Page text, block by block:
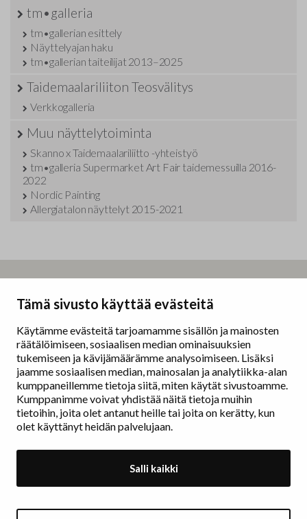
Tämä sivusto käyttää evästeitä
Käytämme evästeitä tarjoamamme sisällön ja mainosten
räätälöimiseen, sosiaalisen median ominaisuuksien
tukemiseen ja kävijämäärämme analysoimiseen. Lisäksi
jaamme sosiaalisen median, mainosalan ja analytiikka-alan
kumppaneillemme tietoja siitä, miten käytät sivustoamme.
Kumppanimme voivat yhdistää näitä tietoja muihin
tietoihin, joita olet antanut heille tai joita on kerätty, kun
olet käyttänyt heidän palvelujaan.
Salli kaikki
tm•galleria
tm•gallerian esittely
Näyttelyajan haku
tm•gallerian taiteilijat 2013–2025
Taidemaalariliiton Teosvälitys
Verkkogalleria
Muu näyttelytoiminta
Skanno x Taidemaalariliitto -yhteistyö
tm•galleria Supermarket Art Fair taidemessuilla 2016-
2022
Nordic Painting
Allergiatalon näyttelyt 2015-2021
Erottajankatu 9 B
00130 Helsinki
www.painters.fi
Näyttelytoiminta
tm•gallerian esittely
Muu näyttelytoiminta